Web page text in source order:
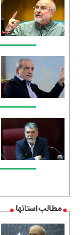
مطالب استانها